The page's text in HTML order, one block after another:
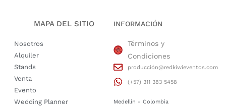
MAPA DEL SITIO
Nosotros
Alquiler
Stands
Venta
Evento
Wedding Planner
INFORMACIÓN
Términos y
Condiciones
producción@redkiwieventos.com
(+57) 311 383 5458
Medellin - Colombia